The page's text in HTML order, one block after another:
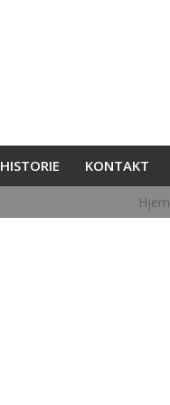
HISTORIE KONTAKT
Hjem